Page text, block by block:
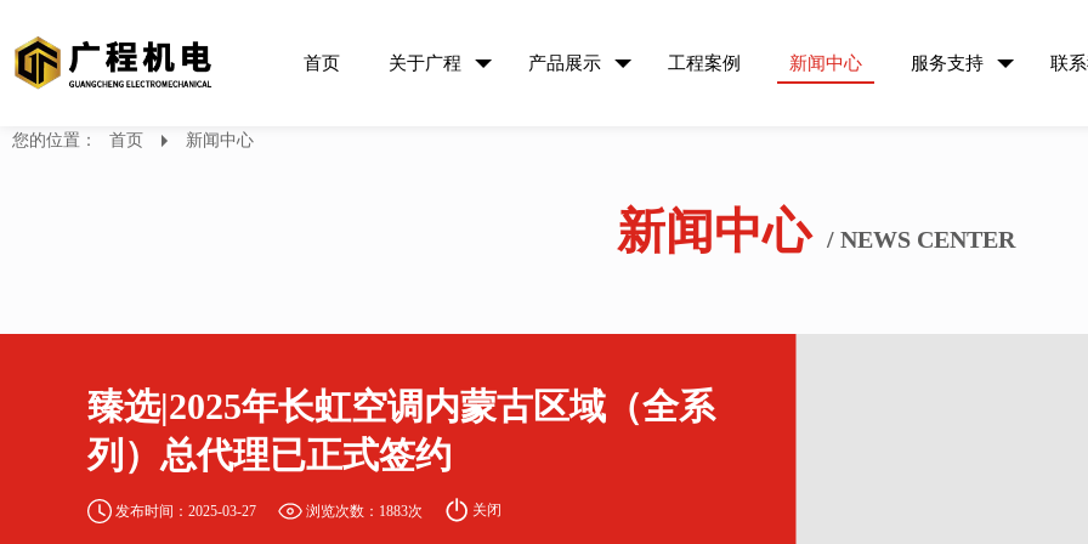
首页 关于广程 产品展示 工程案例 新闻中心 服务支持 联
您的位置： 首页 新闻中心
新闻中心 / NEWS CENTER
臻选|2025年长虹空调内蒙古区域（全系
列）总代理已正式签约
发布时间：2025-03-27 浏览次数：1883次 关闭